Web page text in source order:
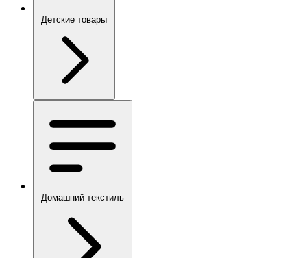
Детские товары
Домашний текстиль